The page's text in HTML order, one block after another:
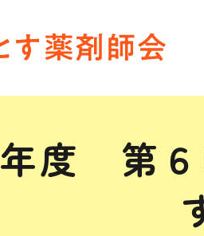
度 第６